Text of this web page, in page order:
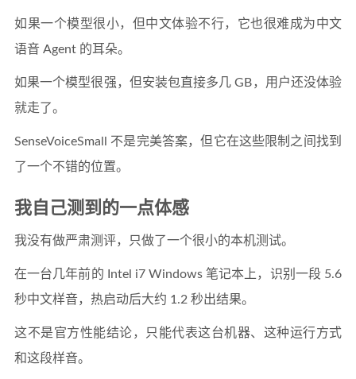
如果一个模型很小，但中文体验不行，它也很难成为中文
语音 Agent 的耳朵。
如果一个模型很强，但安装包直接多几 GB，用户还没体验
就走了。
SenseVoiceSmall 不是完美答案，但它在这些限制之间找到
了一个不错的位置。
我自己测到的一点体感
我没有做严肃测评，只做了一个很小的本机测试。
在一台几年前的 Intel i7 Windows 笔记本上，识别一段 5.6
秒中文样音，热启动后大约 1.2 秒出结果。
这不是官方性能结论，只能代表这台机器、这种运行方式
和这段样音。